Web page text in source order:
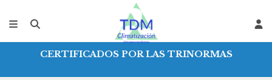
CERTIFICADOS POR LAS TRINORMAS